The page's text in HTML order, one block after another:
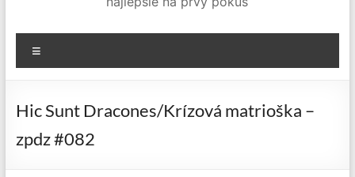
Hic Sunt Dracones/Krízová matrioška –
zpdz #082